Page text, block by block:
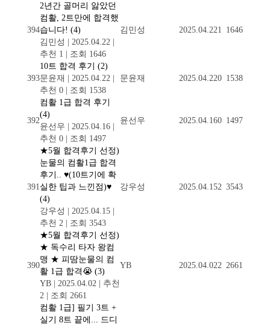
394
2년간 골머리 앓았던
컴활, 2트만에 합격했
습니다! (4)
김민성 | 2025.04.22 |
추천 1 | 조회 1646
김민성 2025.04.221 1646
393
10트 합격 후기 (2)
문윤재 | 2025.04.22 |
추천 0 | 조회 1538
문윤재 2025.04.220 1538
392
컴활 1급 합격 후기
(4)
윤선우 | 2025.04.16 |
추천 0 | 조회 1497
윤선우 2025.04.160 1497
391
★5월 합격후기 선정)
눈물의 컴활1급 합격
후기.. ♥(10트기에 확
실한 팁과 느낀점)♥
(4)
강우성 | 2025.04.15 |
추천 2 | 조회 3543
강우성 2025.04.152 3543
390
★5월 합격후기 선정)
★ 독수리 타자 왕컴
맹 ★ 피땀눈물의 컴
활 1급 합격😭 (3)
YB | 2025.04.02 | 추천
2 | 조회 2661
YB 2025.04.022 2661
컴활 1급] 필기 3트 +
실기 8트 끝에... 드디